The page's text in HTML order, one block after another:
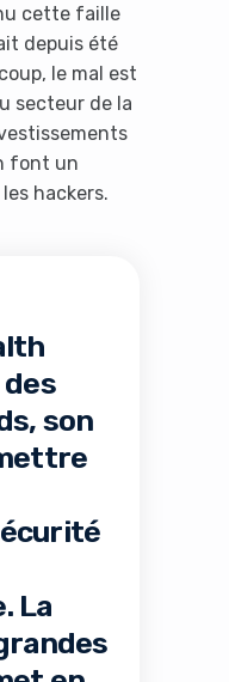
cette faille
depuis été
le mal est
secteur de la
font un
hackers.
son
La